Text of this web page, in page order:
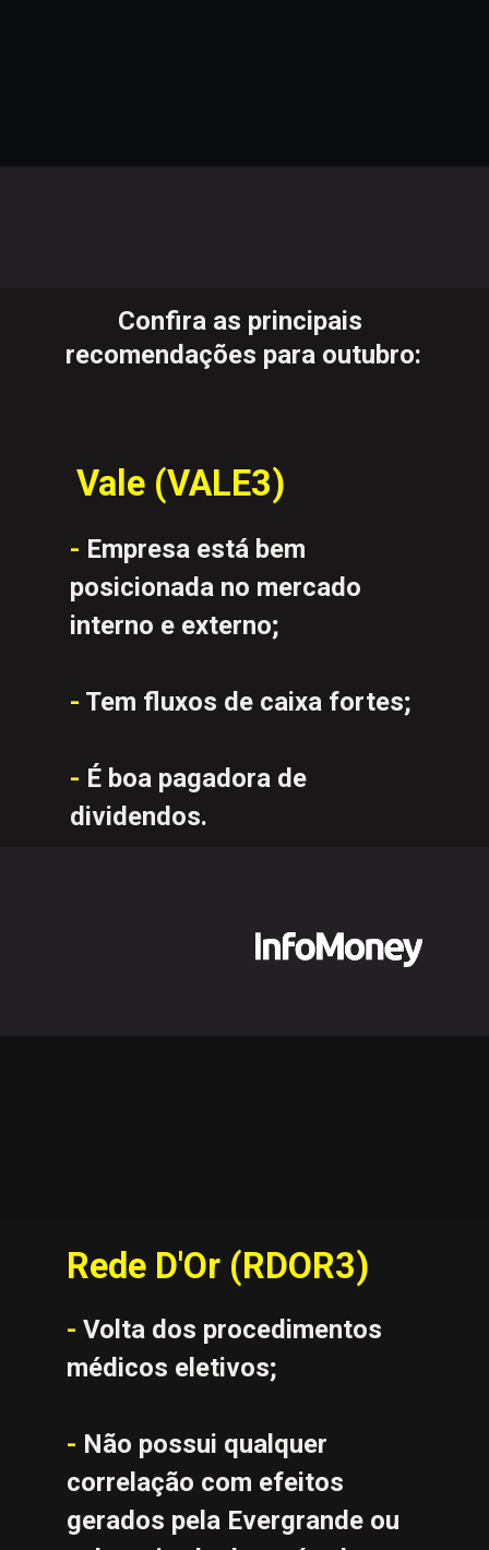
- Empresa está bem
posicionada no mercado
interno e externo;
- Tem fluxos de caixa fortes;
- É boa pagadora de
dividendos.
Vale (VALE3)
Confira as principais
recomendações para outubro:
- Volta dos procedimentos
médicos eletivos;
- Não possui qualquer
correlação com efeitos
gerados pela Evergrande ou
Rede D'Or (RDOR3)